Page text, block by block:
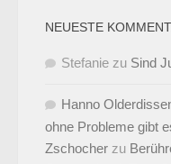
NEUESTE
Stefanie zu Sind
Hanno
ohne Probleme gibt
Zschocher zu